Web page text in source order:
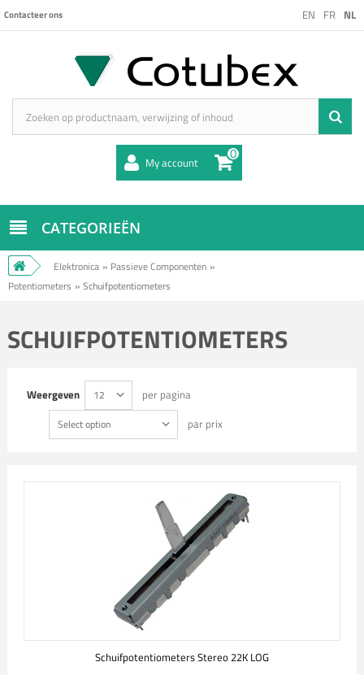
EN FR NL
Contacteer ons
My account 0
CATEGORIEËN
Elektronica » Passieve Componenten »
Potentiometers » Schuifpotentiometers
SCHUIFPOTENTIOMETERS
Weergeven 12 per pagina
Select option par prix
Schuifpotentiometers Stereo 22K LOG